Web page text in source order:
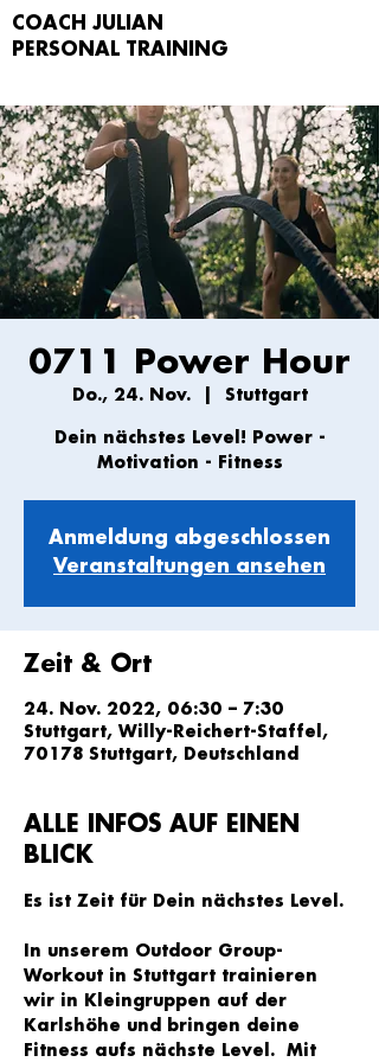
COACH JULIAN
PERSONAL TRAIN
ING
0711 Power Hour
Do., 24. Nov.
  |
Stuttgart
Dein nächstes Level! Power -
Anmeldung abgeschlossen
Veranstaltungen ansehen
Zeit & Ort
24. Nov. 2022, 06:30 – 7:30
Stuttgart, Willy-Reichert-Staffel,
70178 Stuttgart, Deutschland
ALLE INFOS AUF EINEN
BLICK
Es ist Zeit für Dein nächstes Level.
In unserem Outdoor Group-
Workout in Stuttgart trainieren
wir in Kleingruppen auf der
Karlshöhe und bringen deine
Fitness aufs nächste Level.  Mit